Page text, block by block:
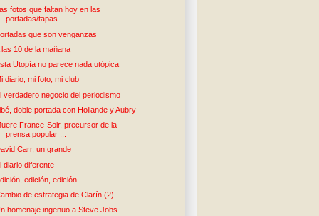
Las fotos que faltan hoy en las
portadas/tapas
que son venganzas
las 10 de la mañana
Utopía no parece nada utópica
diario, mi foto, mi club
verdadero negocio del periodismo
doble portada con Hollande y Aubry
France-Soir, precursor de la
prensa popular ...
Carr, un grande
diario diferente
edición, edición
de estrategia de Clarín (2)
homenaje ingenuo a Steve Jobs